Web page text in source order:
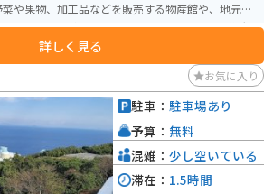
レストランがあります。特におすすめは、豊後大
使った「だんご汁」です。 また、道の駅 き
グの拠点としても人気があります。耶馬渓や阿蘇
ツーリングスポットが多く、ライダーの休憩場所
は、バイクスタンドや休憩スペースも完備されて
かな大分県を満喫できるスポットです。
詳しく見る
お気に入り
駐車： 駐車場あり
予算： 無料
混雑： 少し空いている
滞在： 1.5時間